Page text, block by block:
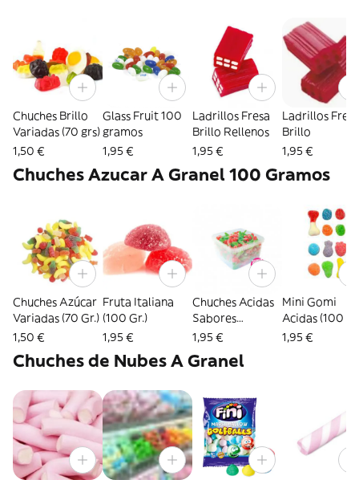
Chuches Brillo
Variadas (70 grs)
1,50 €
Glass Fruit 100
gramos
1,95 €
Ladrillos Fresa
Brillo Rellenos
1,95 €
Ladrillos Fresa
Brillo
1,95 €
Chuches Azucar A Granel 100 Gramos
Chuches Azúcar
Variadas (70 Gr.)
1,50 €
Fruta Italiana
(100 Gr.)
1,95 €
Chuches Acidas
Sabores
Variados (100
1,95 €
Mini Gomi
Acidas (100
1,95 €
Chuches de Nubes A Granel